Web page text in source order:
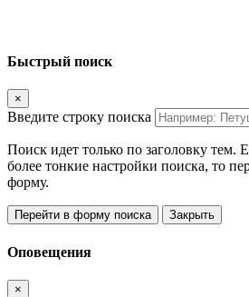
Быстрый поиск
×
Введите строку поиска
Поиск идет только по заголовку тем.
более тонкие настройки поиска, то
форму.
Перейти в форму поиска Закрыть
Оповещения
×